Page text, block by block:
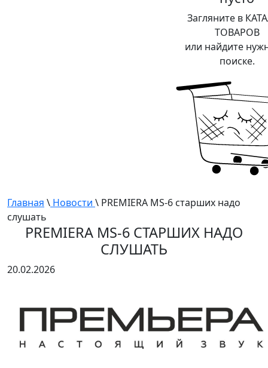
Загляните в
ТОВАРОВ
или найдите
поиске.
Главная \ Новости \ PREMIERA MS-6 старших надо
слушать
PREMIERA MS-6 СТАРШИХ НАДО
СЛУШАТЬ
20.02.2026